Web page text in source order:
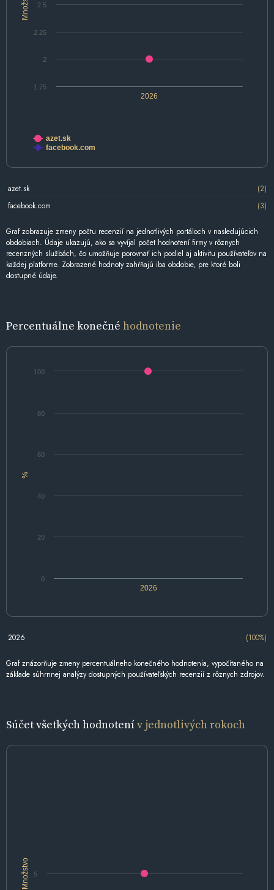
2026
1.75
2
2.25
2.5
azet.sk
facebook.com
azet.sk
(2)
facebook.com
(3)
Graf zobrazuje zmeny počtu recenzií na jednotlivých portáloch v nasledujúcich
obdobiach. Údaje ukazujú, ako sa vyvíjal počet hodnotení firmy v rôznych
recenzných službách, čo umožňuje porovnať ich podiel aj aktivitu používateľov na
každej platforme. Zobrazené hodnoty zahŕňajú iba obdobie, pre ktoré boli
dostupné údaje.
Percentuálne konečné hodnotenie
%
2026
0
20
40
60
80
100
2026 (100%)
Graf znázorňuje zmeny percentuálneho konečného hodnotenia, vypočítaného na
základe súhrnnej analýzy dostupných používateľských recenzií z rôznych zdrojov.
Súčet všetkých hodnotenív jednotlivých rokoch
Množstvo 5